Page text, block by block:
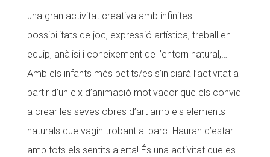
una gran activitat creativa amb infinites
possibilitats de joc, expressió artística, treball en
equip, anàlisi i coneixement de l’entorn natural,…
Amb els infants més petits/es s’iniciarà l’activitat a
partir d’un eix d’animació motivador que els convidi
a crear les seves obres d’art amb els elements
naturals que vagin trobant al parc. Hauran d’estar
amb tots els sentits alerta! És una activitat que es